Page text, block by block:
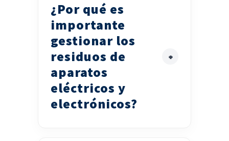
¿Por qué es
importante
gestionar los
residuos de
aparatos
eléctricos y
electrónicos?